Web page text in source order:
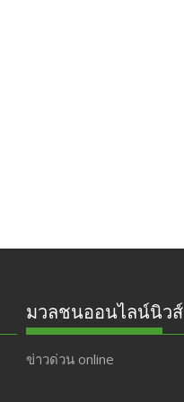
มวลชนออนไลน์นิวส์
ข่าวด่วน online